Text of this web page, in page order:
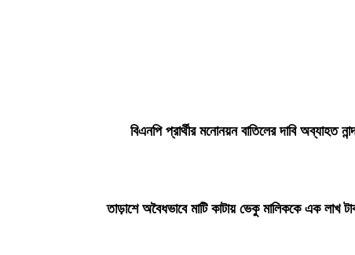
বিএনপি প্রার্থীর মনোনয়ন বাতিলের দাবি অব্যাহত
তাড়াশে অবৈধভাবে মাটি কাটায় ভেকু মালিককে এক লাখ